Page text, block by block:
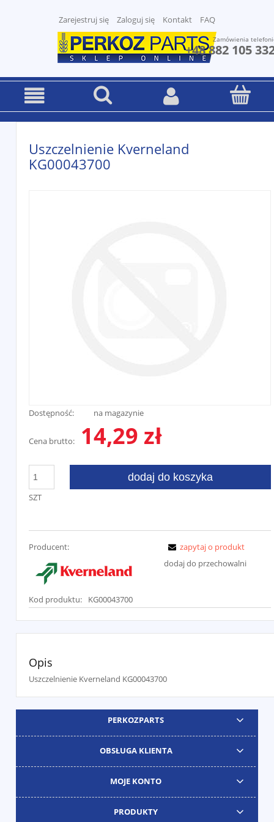
Zarejestruj się Zaloguj się Kontakt FAQ
Zamówienia
+48 882 105
Uszczelnienie Kverneland
KG00043700
Dostępność: na magazynie
Cena brutto: 14,29 zł
SZT
dodaj do koszyka
Producent:
Kod produktu: KG00043700
zapytaj o produkt
dodaj do przechowalni
Opis
Uszczelnienie Kverneland KG00043700
PERKOZPARTS
OBSŁUGA KLIENTA
MOJE KONTO
PRODUKTY